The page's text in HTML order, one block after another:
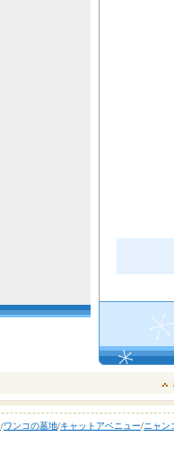
/ワンコの墓地/キャットアベニュー/ニャン